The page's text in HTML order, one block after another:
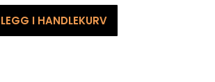
LEGG I HANDLEKURV